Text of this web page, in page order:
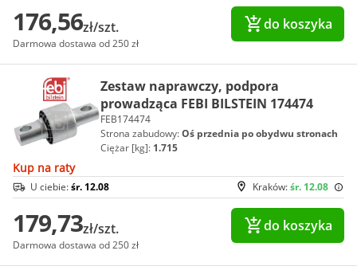
176,56zł/szt.
Darmowa dostawa od 250 zł
do koszyka
Zestaw naprawczy, podpora
prowadząca FEBI BILSTEIN 174474
FEB174474
Strona zabudowy:Oś przednia po obydwu stronach
Ciężar [kg]: 1.715
Kup na raty
Kraków:śr. 12.08
U ciebie:śr. 12.08
179,73zł/szt.
Darmowa dostawa od 250 zł
do koszyka